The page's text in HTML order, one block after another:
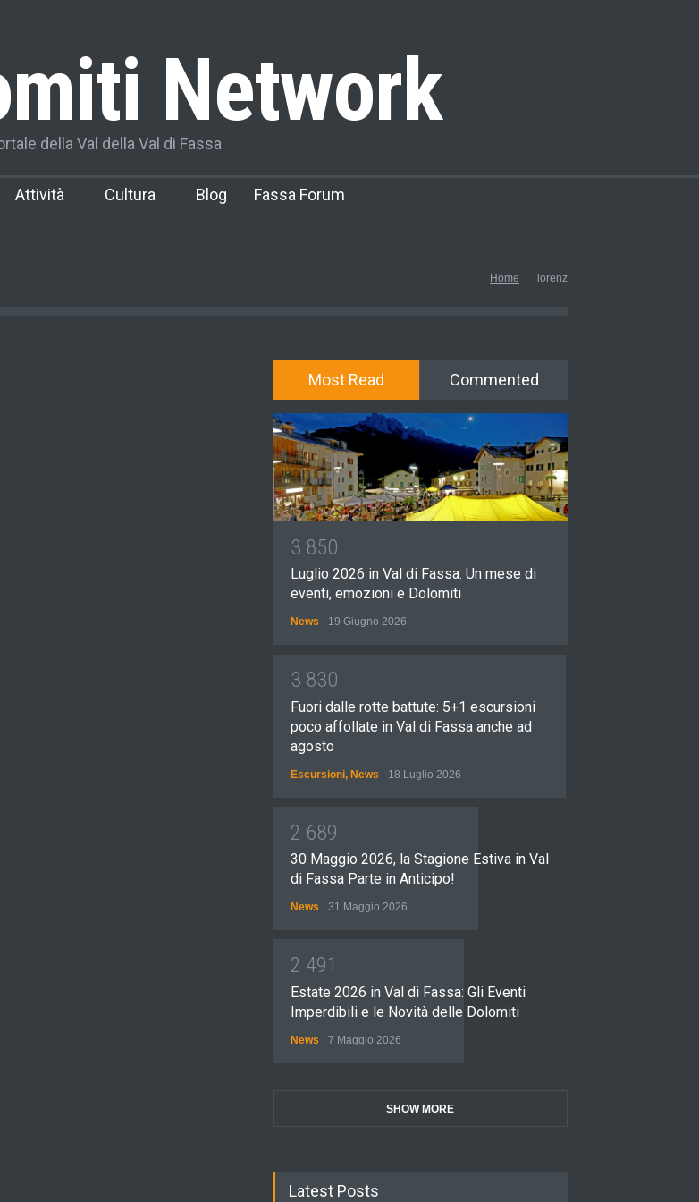
Network
della Val della Val di Fassa
Attività Cultura Blog Fassa Forum
Home lorenz
Most Read Commented
3 850
Luglio 2026 in Val di Fassa: Un mese di
eventi, emozioni e Dolomiti
News 19 Giugno 2026
3 830
Fuori dalle rotte battute: 5+1 escursioni
poco affollate in Val di Fassa anche ad
agosto
Escursioni, News 18 Luglio 2026
2 689
30 Maggio 2026, la Stagione Estiva in Val
di Fassa Parte in Anticipo!
News 31 Maggio 2026
2 491
Estate 2026 in Val di Fassa: Gli Eventi
Imperdibili e le Novità delle Dolomiti
News 7 Maggio 2026
SHOW MORE
Latest Posts